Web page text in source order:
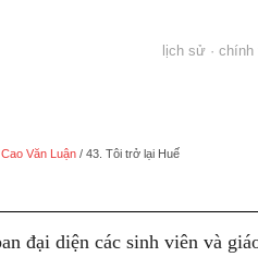
lịch sử · chính
Văn Luận / 43. Tôi trở lại Huế
đại diện các sinh viên và